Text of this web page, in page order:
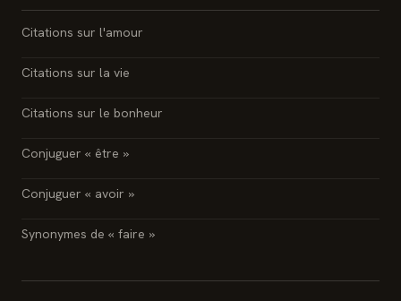
Citations sur l'amour
Citations sur la vie
Citations sur le bonheur
Conjuguer « être »
Conjuguer « avoir »
Synonymes de « faire »